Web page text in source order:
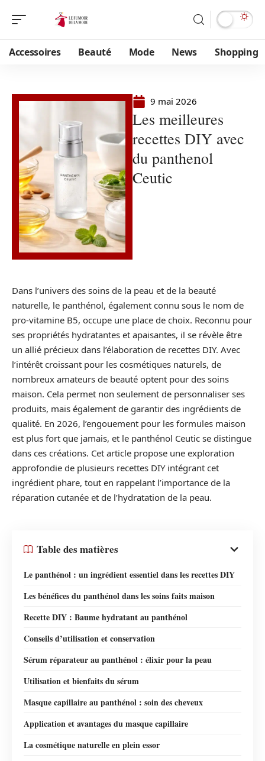
Accessoires Beauté Mode News Shopping
9 mai 2026
Les meilleures
recettes DIY avec
du panthenol
Ceutic
Dans l’univers des soins de la peau et de la beauté
naturelle, le panthénol, également connu sous le nom de
pro-vitamine B5, occupe une place de choix. Reconnu pour
ses propriétés hydratantes et apaisantes, il se révèle être
un allié précieux dans l’élaboration de recettes DIY. Avec
l’intérêt croissant pour les cosmétiques naturels, de
nombreux amateurs de beauté optent pour des soins
maison. Cela permet non seulement de personnaliser ses
produits, mais également de garantir des ingrédients de
qualité. En 2026, l’engouement pour les formules maison
est plus fort que jamais, et le panthénol Ceutic se distingue
dans ces créations. Cet article propose une exploration
approfondie de plusieurs recettes DIY intégrant cet
ingrédient phare, tout en rappelant l’importance de la
réparation cutanée et de l’hydratation de la peau.
Table des matières
Le panthénol : un ingrédient essentiel dans les recettes DIY
Les bénéfices du panthénol dans les soins faits maison
Recette DIY : Baume hydratant au panthénol
Conseils d’utilisation et conservation
Sérum réparateur au panthénol : élixir pour la peau
Utilisation et bienfaits du sérum
Masque capillaire au panthénol : soin des cheveux
Application et avantages du masque capillaire
La cosmétique naturelle en plein essor